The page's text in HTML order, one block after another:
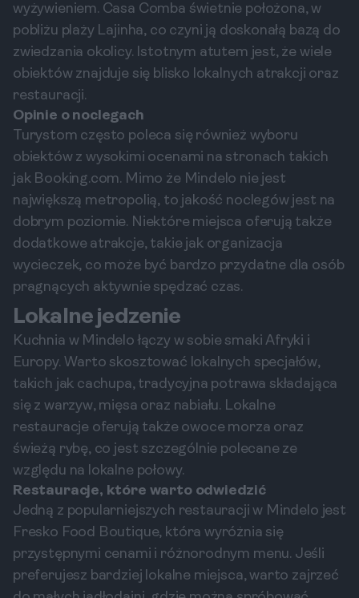
wyżywieniem. Casa Comba świetnie położona, w
pobliżu plaży Lajinha, co czyni ją doskonałą bazą do
zwiedzania okolicy. Istotnym atutem jest, że wiele
obiektów znajduje się blisko lokalnych atrakcji oraz
restauracji.
Opinie o noclegach
Turystom często poleca się również wyboru
obiektów z wysokimi ocenami na stronach takich
jak Booking.com. Mimo że Mindelo nie jest
największą metropolią, to jakość noclegów jest na
dobrym poziomie. Niektóre miejsca oferują także
dodatkowe atrakcje, takie jak organizacja
wycieczek, co może być bardzo przydatne dla osób
pragnących aktywnie spędzać czas.
Lokalne jedzenie
Kuchnia w Mindelo łączy w sobie smaki Afryki i
Europy. Warto skosztować lokalnych specjałów,
takich jak cachupa, tradycyjna potrawa składająca
się z warzyw, mięsa oraz nabiału. Lokalne
restauracje oferują także owoce morza oraz
świeżą rybę, co jest szczególnie polecane ze
względu na lokalne połowy.
Restauracje, które warto odwiedzić
Jedną z popularniejszych restauracji w Mindelo jest
Fresko Food Boutique, która wyróżnia się
przystępnymi cenami i różnorodnym menu. Jeśli
preferujesz bardziej lokalne miejsca, warto zajrzeć